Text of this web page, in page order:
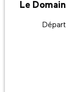
Le